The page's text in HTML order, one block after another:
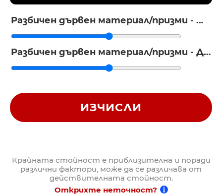
Разбичен дървен материал/призми - Широчина (мм)
Разбичен дървен материал/призми - Дебелина (мм)
ИЗЧИСЛИ
Крайната стойност е приблизителна и поради
различни фактори, може да се различава от
действителната стойност.
Открихте неточност?